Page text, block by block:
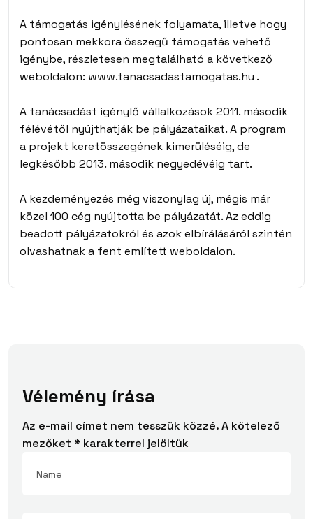
A támogatás igénylésének folyamata, illetve hogy
pontosan mekkora összegű támogatás vehető
igénybe, részletesen megtalálható a következő
weboldalon: www.tanacsadastamogatas.hu .
A tanácsadást igénylő vállalkozások2011. második
félévétől nyújthatják be pályázataikat. A program
a projekt keretösszegének kimerüléséig, de
legkésőbb 2013. második negyedévéig tart.
A kezdeményezés még viszonylag új, mégis már
közel 100 cég nyújtotta be pályázatát. Az eddig
beadott pályázatokról és azok elbírálásáról szintén
olvashatnak a fent említett weboldalon.
Vélemény írása
Az e-mail címet nem tesszük közzé.A kötelező
mezőket * karakterrel jelöltük